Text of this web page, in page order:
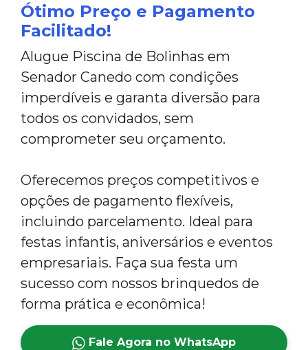
Ótimo Preço e Pagamento
Facilitado!
Alugue Piscina de Bolinhas em
Senador Canedo com condições
imperdíveis e garanta diversão para
todos os convidados, sem
comprometer seu orçamento.
Oferecemos preços competitivos e
opções de pagamento flexíveis,
incluindo parcelamento. Ideal para
festas infantis, aniversários e eventos
empresariais. Faça sua festa um
sucesso com nossos brinquedos de
forma prática e econômica!
Fale Agora no WhatsApp